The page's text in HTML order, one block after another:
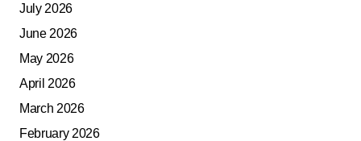
July 2026
June 2026
May 2026
April 2026
March 2026
February 2026